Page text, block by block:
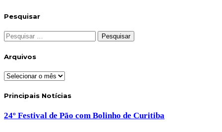
Pesquisar
Pesquisar
por:
Arquivos
Arquivos
Principais Notícias
24º Festival de Pão com Bolinho de Curitiba